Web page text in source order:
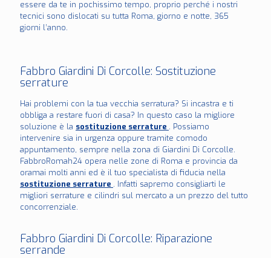
essere da te in pochissimo tempo, proprio perché i nostri
tecnici sono dislocati su tutta Roma, giorno e notte, 365
giorni l’anno.
Fabbro Giardini Di Corcolle: Sostituzione
serrature
Hai problemi con la tua vecchia serratura? Si incastra e ti
obbliga a restare fuori di casa? In questo caso la migliore
soluzione è la sostituzione serrature . Possiamo
intervenire sia in urgenza oppure tramite comodo
appuntamento, sempre nella zona di Giardini Di Corcolle.
FabbroRomah24 opera nelle zone di Roma e provincia da
oramai molti anni ed è il tuo specialista di fiducia nella
sostituzione serrature . Infatti sapremo consigliarti le
migliori serrature e cilindri sul mercato a un prezzo del tutto
concorrenziale.
Fabbro Giardini Di Corcolle: Riparazione
serrande